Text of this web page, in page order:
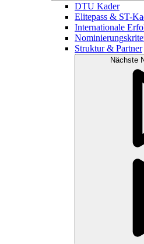
DTU Kader
Elitepass & ST-
Internationale
Struktur & Partner
Nächste